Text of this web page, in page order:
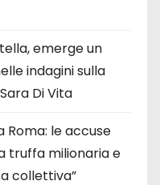
emerge un
indagini sulla
Di Vita
Roma: le accuse
truffa milionaria e
collettiva”